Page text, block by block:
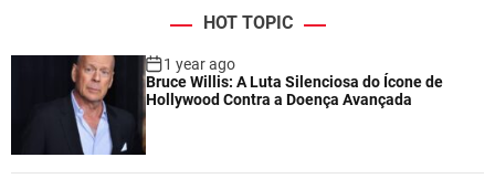
HOT TOPIC
1 year ago
Bruce Willis: A Luta Silenciosa do Ícone de
Hollywood Contra a Doença Avançada